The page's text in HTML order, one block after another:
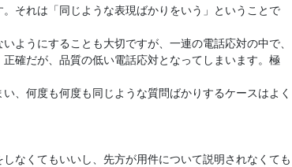
それは「同じような表現ばかりをいう」ということで
ようにすることも大切ですが、一連の電話応対の中で、
確だが、品質の低い電話応対となってしまいます。極
、何度も何度も同じような質問ばかりするケースはよく
なくてもいいし、先方が用件について説明されなくても